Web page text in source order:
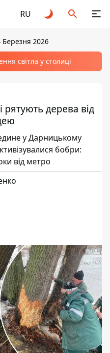
RU
Березня 2026
світла у столиці
рятують дерева від
у Дарницькому
бобри:
від метро